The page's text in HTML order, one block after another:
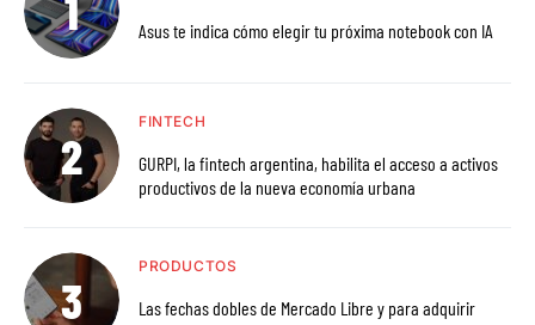
Asus te indica cómo elegir tu próxima notebook con IA
FINTECH
GURPI, la fintech argentina, habilita el acceso a activos
productivos de la nueva economía urbana
PRODUCTOS
Las fechas dobles de Mercado Libre y para adquirir